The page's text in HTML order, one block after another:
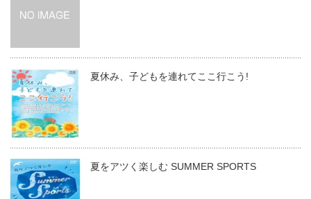
夏休み、子どもを連れてここ行こう!
夏をアツく楽しむ SUMMER SPORTS